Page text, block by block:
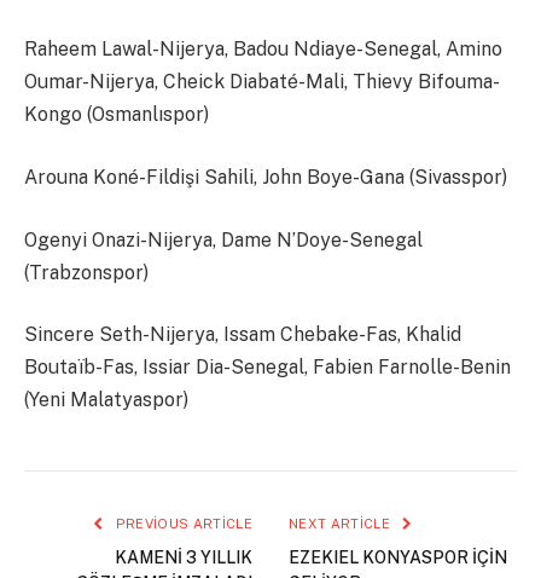
Raheem Lawal-Nijerya, Badou Ndiaye-Senegal, Amino
Oumar-Nijerya, Cheick Diabaté-Mali, Thievy Bifouma-
Kongo (Osmanlıspor)
Arouna Koné-Fildişi Sahili, John Boye-Gana (Sivasspor)
Ogenyi Onazi-Nijerya, Dame N’Doye-Senegal
(Trabzonspor)
Sincere Seth-Nijerya, Issam Chebake-Fas, Khalid
Boutaïb-Fas, Issiar Dia-Senegal, Fabien Farnolle-Benin
(Yeni Malatyaspor)
PREVIOUS ARTICLE
KAMENİ 3 YILLIK
NEXT ARTICLE
EZEKIEL KONYASPOR İÇİN